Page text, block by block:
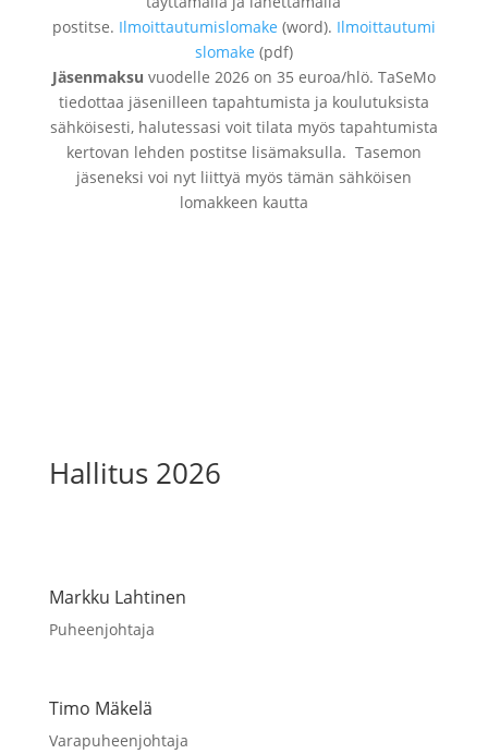
postitse. Ilmoittautumislomake (word). Ilmoittautumi
slomake (pdf)
Jäsenmaksu vuodelle 2026 on 35 euroa/hlö. TaSeMo
tiedottaa jäsenilleen tapahtumista ja koulutuksista
sähköisesti, halutessasi voit tilata myös tapahtumista
kertovan lehden postitse lisämaksulla. Tasemon
jäseneksi voi nyt liittyä myös tämän sähköisen
lomakkeen kautta
Hallitus 2026
Markku Lahtinen
Puheenjohtaja
Timo Mäkelä
Varapuheenjohtaja